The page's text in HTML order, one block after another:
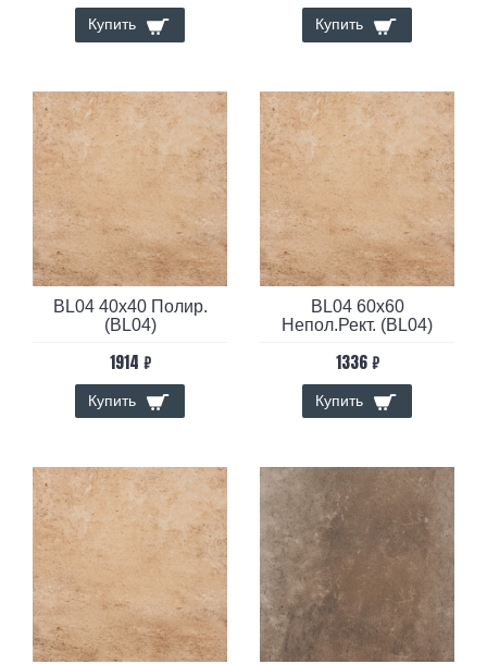
Купить Купить
BL04 40x40 Полир.
(BL04)
1914 ₽
Купить
BL04 60x60
Непол.Рект. (BL04)
1336 ₽
Купить